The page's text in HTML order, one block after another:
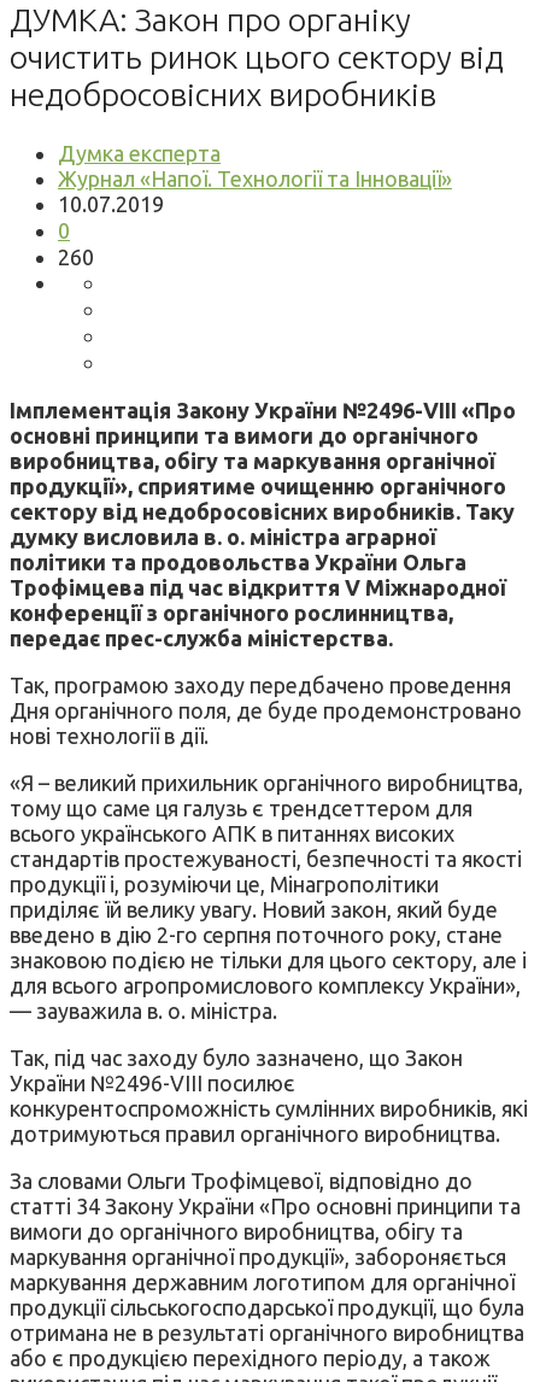
ДУМКА: Закон про органіку
очистить ринок цього сектору від
недобросовісних виробників
Думка експерта
Журнал «Напої. Технології та Інновації»
10.07.2019
0
260
Імплементація Закону України №2496-VIII «Про
основні принципи та вимоги до органічного
виробництва, обігу та маркування органічної
продукції», сприятиме очищенню органічного
сектору від недобросовісних виробників. Таку
думку висловила в. о. міністра аграрної
політики та продовольства України Ольга
Трофімцева під час відкриття V Міжнародної
конференції з органічного рослинництва,
передає прес-служба міністерства.
Так, програмою заходу передбачено проведення
Дня органічного поля, де буде продемонстровано
нові технології в дії.
«Я – великий прихильник органічного виробництва,
тому що саме ця галузь є трендсеттером для
всього українського АПК в питаннях високих
стандартів простежуваності, безпечності та якості
продукції і, розуміючи це, Мінагрополітики
приділяє їй велику увагу. Новий закон, який буде
введено в дію 2-го серпня поточного року, стане
знаковою подією не тільки для цього сектору, але і
для всього агропромислового комплексу України»,
— зауважила в. о. міністра.
Так, під час заходу було зазначено, що Закон
України №2496-VIII посилює
конкурентоспроможність сумлінних виробників, які
дотримуються правил органічного виробництва.
За словами Ольги Трофімцевої, відповідно до
статті 34 Закону України «Про основні принципи та
вимоги до органічного виробництва, обігу та
маркування органічної продукції», забороняється
маркування державним логотипом для органічної
продукції сільськогосподарської продукції, що була
отримана не в результаті органічного виробництва
або є продукцією перехідного періоду, а також